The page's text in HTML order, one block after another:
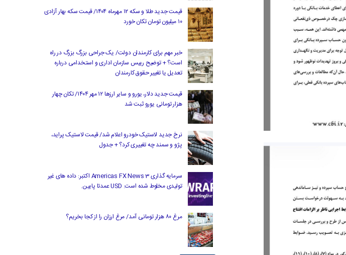
قیمت جدید طلا و سکه ۱۲ مهرماه ۱۴۰۴/ قیمت سکه بهار آزادی
۱۰ میلیون تومان تکان خورد
خبر مهم برای کارمندان دولت/ یک جراحی بزرگ بزرگ در راه
است؟ + توضیح رییس سازمان اداری و استخدامی درباره
تعدیل یا تغییر حقوق کارمندان
قیمت جدید دلار، یورو و سایر ارزها ۱۲ مهر ۱۴۰۴/ تکان چهار
هزار تومانی یورو ثبت شد
نرخ جدید لاستیک خودرو اعلام شد/ قیمت لاستیک پراید،
پژو و سمند چه تغییری کرد؟ + جدول
سرمایه گذاری Americas FX News 3 اکتبر: داده های غیر
تولیدی مخلوط شده است. USD عمدتا پایین.
مرغ ۸۰ هزار تومانی آمد/ مرغ ارزان را از کجا بخریم؟